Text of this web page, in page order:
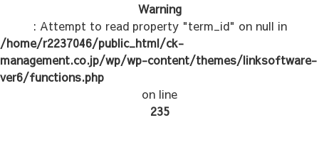
Warning
: Attempt to read property "term_id" on null in
/home/r2237046/public_html/ck-
management.co.jp/wp/wp-content/themes/linksoftware-
ver6/functions.php
on line
235